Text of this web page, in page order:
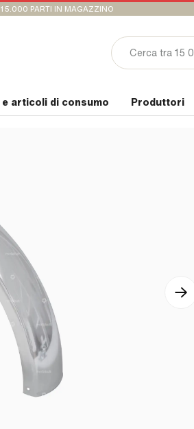
15.000 PARTI IN MAGAZZINO
articoli di consumo Produttori